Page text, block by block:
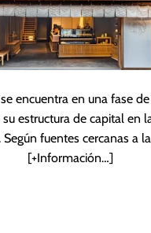
encuentra en una fase
estructura de capital en
Según fuentes cercanas a
[+Información…]